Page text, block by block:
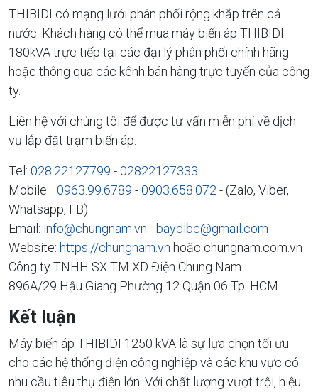
THIBIDI có mạng lưới phân phối rộng khắp trên cả
nước. Khách hàng có thể mua máy biến áp THIBIDI
180kVA trực tiếp tại các đại lý phân phối chính hãng
hoặc thông qua các kênh bán hàng trực tuyến của công
ty.
Liên hệ với chúng tôi để được tư vấn miễn phí về dịch
vụ lắp đặt trạm biến áp.
Tel: 028.22127799 -02822127333
Mobile: : 0963.99.6789 -0903.658.072 - (Zalo, Viber,
Whatsapp, FB)
Email: info@chungnam.vn -baydlbc@gmail.com
Website: https://chungnam.vn hoặc chungnam.com.vn
Công ty TNHH SX TM XD Điện Chung Nam
896A/29 Hậu Giang Phường 12 Quận 06 Tp. HCM
Kết luận
Máy biến áp THIBIDI 1250 kVA là sự lựa chọn tối ưu
cho các hệ thống điện công nghiệp và các khu vực có
nhu cầu tiêu thụ điện lớn. Với chất lượng vượt trội, hiệu